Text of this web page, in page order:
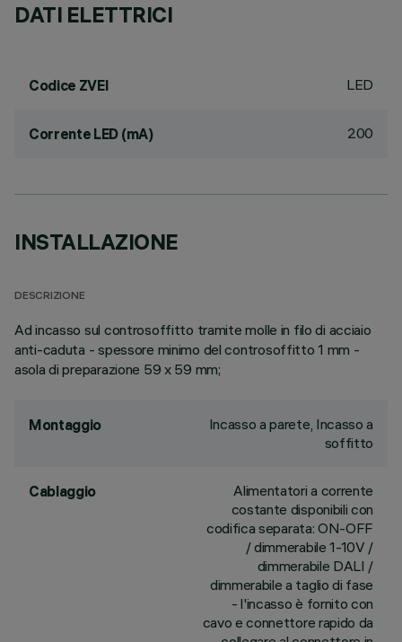
DATI ELETTRICI
Codice ZVEI LED
Corrente LED (mA) 200
INSTALLAZIONE
DESCRIZIONE
Ad incasso sul controsoffitto tramite molle in filo di acciaio
anti-caduta - spessore minimo del controsoffitto 1 mm -
asola di preparazione 59 x 59 mm;
Montaggio
Incasso a parete, Incasso a
soffitto
Cablaggio
Alimentatori a corrente
costante disponibili con
codifica separata: ON-OFF
/ dimmerabile 1-10V /
dimmerabile DALI /
dimmerabile a taglio di fase
- l'incasso è fornito con
cavo e connettore rapido da